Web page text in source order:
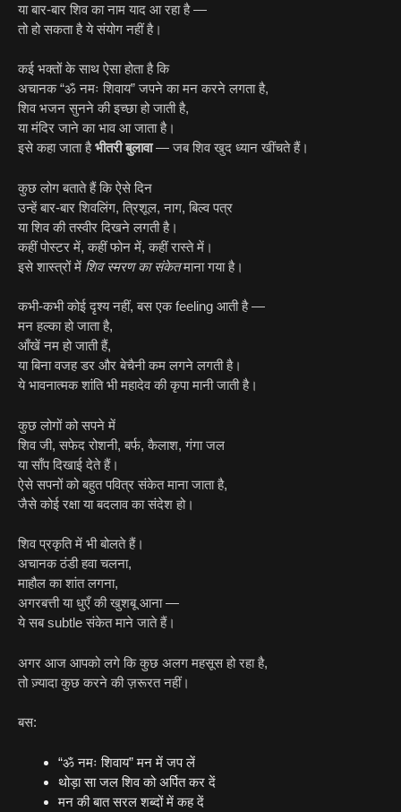
या बार-बार शिव का नाम याद आ रहा है —
तो हो सकता है ये संयोग नहीं है।
कई भक्तों के साथ ऐसा होता है कि
अचानक “ॐ नमः शिवाय” जपने का मन करने लगता है,
शिव भजन सुनने की इच्छा हो जाती है,
या मंदिर जाने का भाव आ जाता है।
इसे कहा जाता हैभीतरी बुलावा— जब शिव खुद ध्यान खींचते हैं।
कुछ लोग बताते हैं कि ऐसे दिन
उन्हें बार-बार शिवलिंग, त्रिशूल, नाग, बिल्व पत्र
या शिव की तस्वीर दिखने लगती है।
कहीं पोस्टर में, कहीं फोन में, कहीं रास्ते में।
इसे शास्त्रों में शिव स्मरण का संकेतमाना गया है।
कभी-कभी कोई दृश्य नहीं, बस एक feeling आती है —
मन हल्का हो जाता है,
आँखें नम हो जाती हैं,
या बिना वजह डर और बेचैनी कम लगने लगती है।
ये भावनात्मक शांति भी महादेव की कृपा मानी जाती है।
कुछ लोगों को सपने में
शिव जी, सफेद रोशनी, बर्फ, कैलाश, गंगा जल
या साँप दिखाई देते हैं।
ऐसे सपनों को बहुत पवित्र संकेत माना जाता है,
जैसे कोई रक्षा या बदलाव का संदेश हो।
शिव प्रकृति में भी बोलते हैं।
अचानक ठंडी हवा चलना,
माहौल का शांत लगना,
अगरबत्ती या धुएँ की खुशबू आना —
ये सब subtle संकेत माने जाते हैं।
अगर आज आपको लगे कि कुछ अलग महसूस हो रहा है,
तो ज़्यादा कुछ करने की ज़रूरत नहीं।
बस:
“ॐ नमः शिवाय” मन में जप लें
थोड़ा सा जल शिव को अर्पित कर दें
मन की बात सरल शब्दों में कह दें